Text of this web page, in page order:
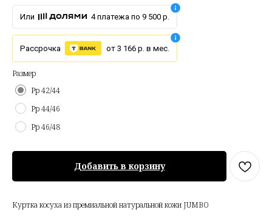
Или 4 платежа по 9 500 р.
Рассрочка от 3 166 р. в мес.
Размер
Рр 42/44
Рр 44/46
Рр 46/48
Добавить в корзину
Куртка косуха из премиальной натуральной кожи JUMBO